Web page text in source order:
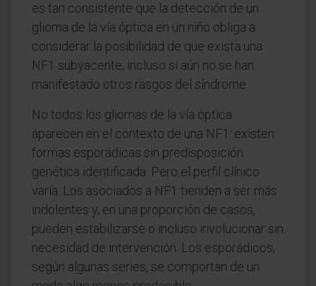
es tan consistente que la detección de un
glioma de la vía óptica en un niño obliga a
considerar la posibilidad de que exista una
NF1 subyacente, incluso si aún no se han
manifestado otros rasgos del síndrome.
No todos los gliomas de la vía óptica
aparecen en el contexto de una NF1: existen
formas esporádicas sin predisposición
genética identificada. Pero el perfil clínico
varía. Los asociados a NF1 tienden a ser más
indolentes y, en una proporción de casos,
pueden estabilizarse o incluso involucionar sin
necesidad de intervención. Los esporádicos,
según algunas series, se comportan de un